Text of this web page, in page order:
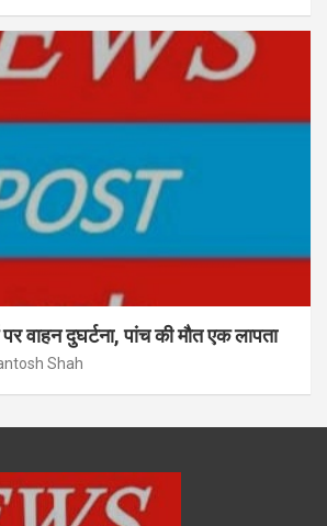
पर वाहन दुघर्टना, पांच की मौत एक लापता
Shah